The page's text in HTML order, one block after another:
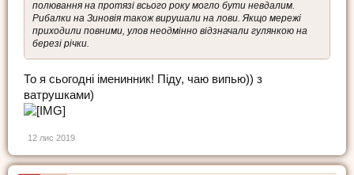
полювання на протязі всього року могло бути невдалим.
Рибалки на Зиновія також вирушали на лови. Якщо мережі
приходили повними, улов неодмінно відзначали гулянкою на
березі річки.
То я сьогодні іменинник! Піду, чаю випью)) з
ватрушками)
12 лис 2019